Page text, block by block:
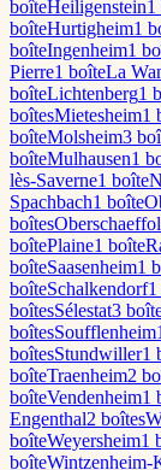
boîteHeiligenstein1
boîteHurtigheim1
boîteIngenheim1
Pierre1 boîteLa
boîteLichtenberg1
boîtesMietesheim1
boîteMolsheim3
boîteMulhausen1
lès-Saverne1 boîte
Spachbach1 boîte
boîtes
boîtePlaine1 boîte
boîteSaasenheim1
boîteSchalkendorf1
boîtesSélestat3
boîtesSoufflenheim1
boîtesStundwiller1
boîteTraenheim2
boîteVendenheim1
Engenthal2 boîtes
boîteWeyersheim1
boîteWintzenheim-